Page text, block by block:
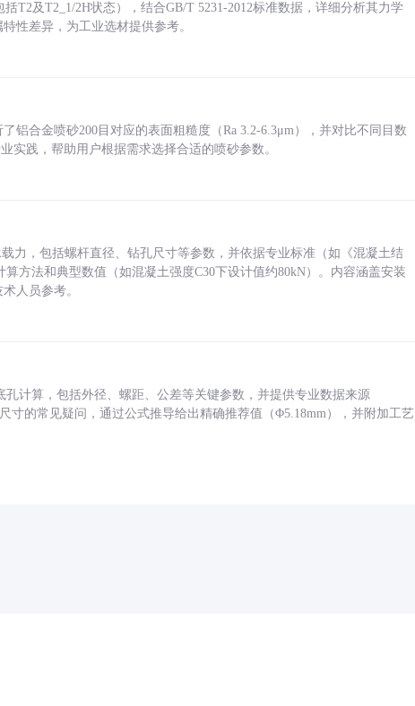
T2及T2_1/2H状态），结合GB/T 5231-2012标准数据，详细分析其力学
性差异，为工业选材提供参考。
铝合金喷砂200目对应的表面粗糙度（Ra 3.2-6.3μm），并对比不同目数
实践，帮助用户根据需求选择合适的喷砂参数。
力，包括螺杆直径、钻孔尺寸等参数，并依据专业标准（如《混凝土结
方法和典型数值（如混凝土强度C30下设计值约80kN）。内容涵盖安装
人员参考。
计算，包括外径、螺距、公差等关键参数，并提供专业数据来源
寸的常见疑问，通过公式推导给出精确推荐值（Φ5.18mm），并附加工艺